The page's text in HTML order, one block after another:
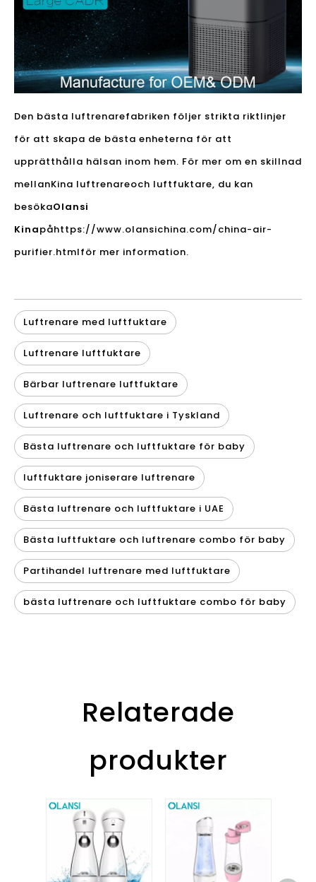
Den bästa luftrenarefabriken följer strikta riktlinjer
för att skapa de bästa enheterna för att
upprätthålla hälsan inom hem. För mer om en skillnad
mellanKina luftrenareoch luftfuktare, du kan
besökaOlansi
Kinapåhttps://www.olansichina.com/china-air-
purifier.htmlför mer information.
Luftrenare med luftfuktare
Luftrenare luftfuktare
Bärbar luftrenare luftfuktare
Luftrenare och luftfuktare i Tyskland
Bästa luftrenare och luftfuktare för baby
luftfuktare joniserare luftrenare
Bästa luftrenare och luftfuktare i UAE
Bästa luftfuktare och luftrenare combo för baby
Partihandel luftrenare med luftfuktare
bästa luftrenare och luftfuktare combo för baby
Relaterade
produkter